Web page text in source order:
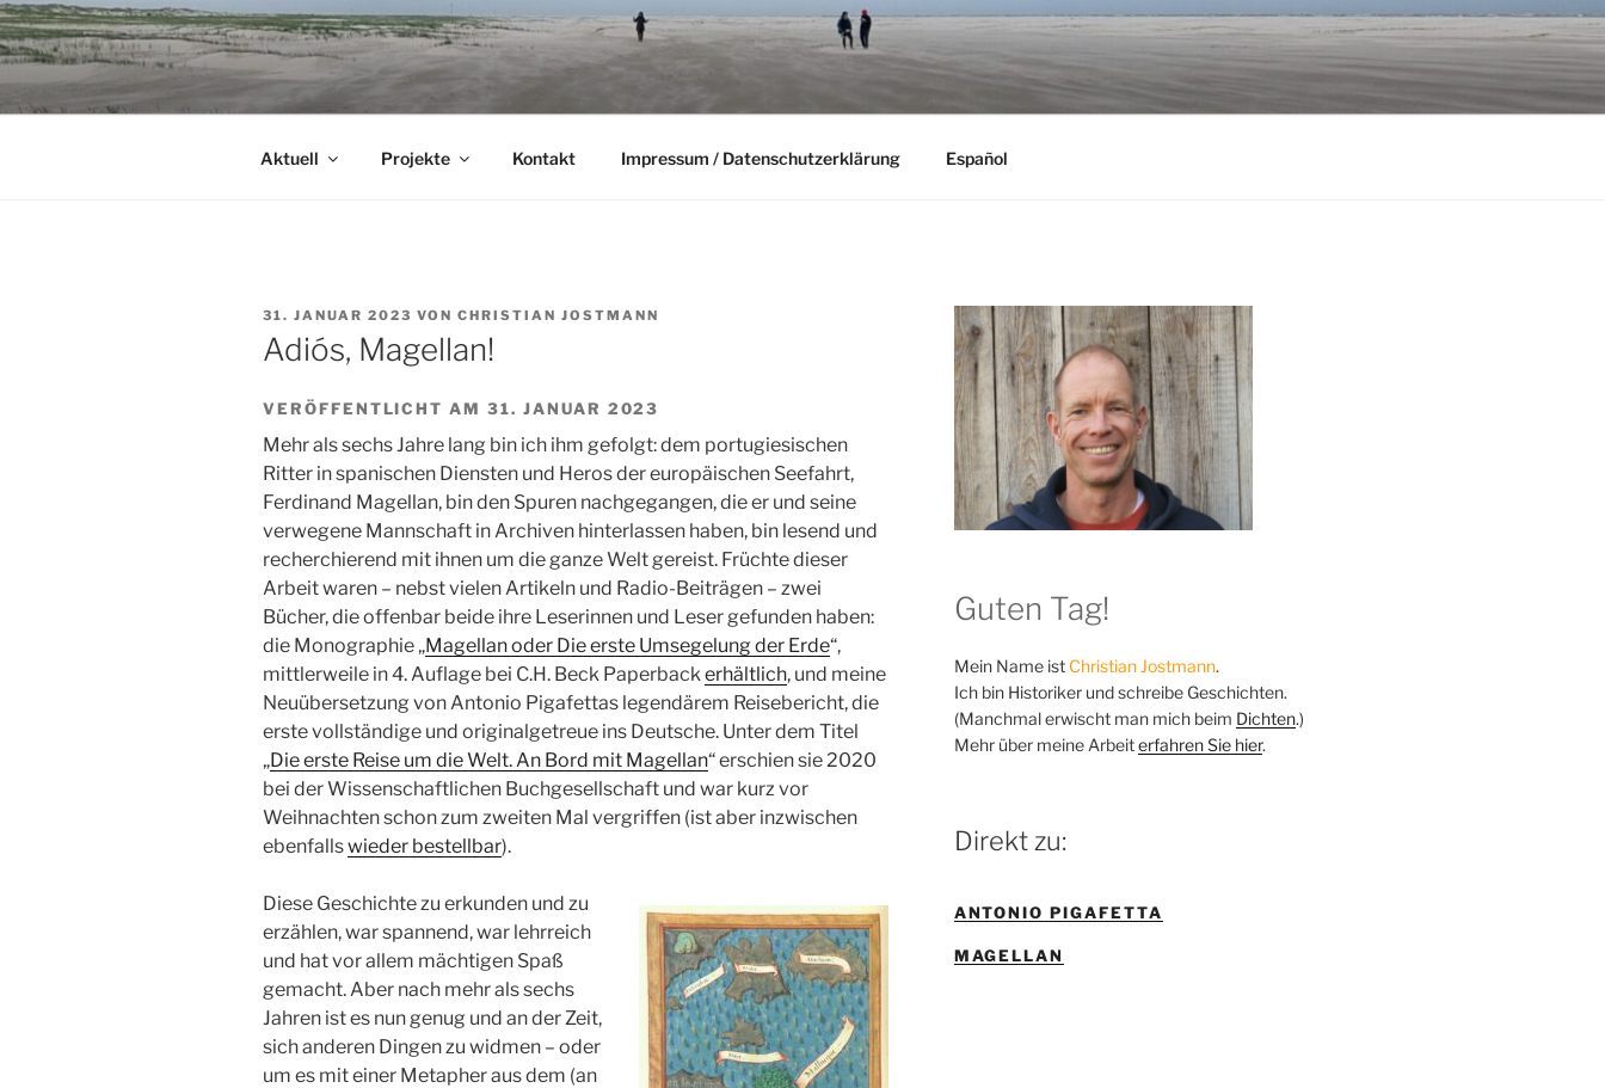
Zum
Inhalt
springen
Aktuell Projekte Kontakt Impressum / Datenschutzerklärung Español
VERÖFFENTLICHT
AM
31. JANUAR 2023 VON CHRISTIAN JOSTMANN
Adiós, Magellan!
VERÖFFENTLICHT AM 31. JANUAR 2023
Mehr als sechs Jahre lang bin ich ihm gefolgt: dem portugiesischen
Ritter in spanischen Diensten und Heros der europäischen Seefahrt,
Ferdinand Magellan, bin den Spuren nachgegangen, die er und seine
verwegene Mannschaft in Archiven hinterlassen haben, bin lesend und
recherchierend mit ihnen um die ganze Welt gereist. Früchte dieser
Arbeit waren – nebst vielen Artikeln und Radio-Beiträgen – zwei
Bücher, die offenbar beide ihre Leserinnen und Leser gefunden haben:
die Monographie „Magellan oder Die erste Umsegelung der Erde“,
mittlerweile in 4. Auflage bei C.H. Beck Paperbackerhältlich, und meine
Neuübersetzung von Antonio Pigafettas legendärem Reisebericht, die
erste vollständige und originalgetreue ins Deutsche. Unter dem Titel
„Die erste Reise um die Welt. An Bord mit Magellan“ erschien sie 2020
bei der Wissenschaftlichen Buchgesellschaft und war kurz vor
Weihnachten schon zum zweiten Mal vergriffen (ist aber inzwischen
ebenfallswieder bestellbar).
Diese Geschichte zu erkunden und zu
erzählen, war spannend, war lehrreich
und hat vor allem mächtigen Spaß
gemacht. Aber nach mehr als sechs
Jahren ist es nun genug und an der Zeit,
sich anderen Dingen zu widmen – oder
um es mit einer Metapher aus dem (an
Guten Tag!
Mein Name ist Christian Jostmann.
Ich bin Historiker und schreibe Geschichten.
(Manchmal erwischt man mich beim Dichten.)
Mehr über meine Arbeiterfahren Sie hier.
Direkt zu:
ANTONIO PIGAFETTA
MAGELLAN